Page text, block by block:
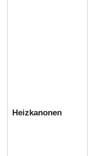
Heizkanonen